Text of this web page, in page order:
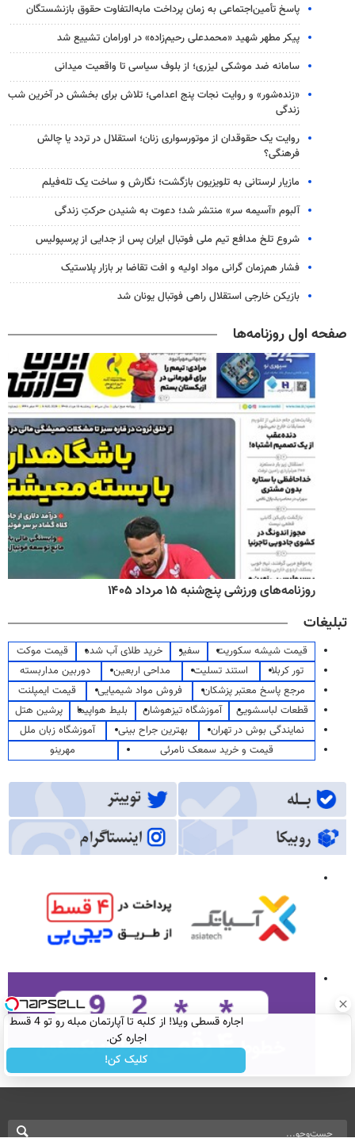
پاسخ تأمین‌اجتماعی به زمان پرداخت مابه‌التفاوت حقوق بازنشستگان
پیکر مطهر شهید «محمدعلی رحیم‌زاده» در اورامان تشییع شد
سامانه ضد موشکی لیزری؛ از بلوف سیاسی تا واقعیت میدانی
«زنده‌شور» و روایت نجات پنج اعدامی؛ تلاش برای بخشش در آخرین شب
زندگی
روایت یک حقوقدان از موتورسواری زنان؛ استقلال در تردد یا چالش
فرهنگی؟
مازیار لرستانی به تلویزیون بازگشت؛ نگارش و ساخت یک تله‌فیلم
آلبوم «آسیمه سر» منتشر شد؛ دعوت به شنیدن حرکتِ زندگی
شروع تلخ مدافع تیم ملی فوتبال ایران پس از جدایی از پرسپولیس
فشار هم‌زمان گرانی مواد اولیه و افت تقاضا بر بازار پلاستیک
بازیکن خارجی استقلال راهی فوتبال یونان شد
صفحه اول روزنامه‌ها
روزنامه‌های ورزشی پنج‌شنبه ۱۵ مرداد ۱۴۰۵
تبلیغات
قیمت شیشه سکوریت سفیر خرید طلای آب شده
قیمت موکت
تور کربلا
استند تسلیت مداحی اربعین
دوربین مداربسته
مرجع پاسخ معتبر پزشکان
فروش مواد شیمیایی
قیمت ایمپلنت
قطعات لباسشویی
آموزشگاه تیزهوشان بلیط هواپیما
پرشین هتل
نمایندگی بوش در تهران
بهترین جراح بینی
آموزشگاه زبان ملل
قیمت و خرید سمعک نامرئی
مهرینو
اجاره‌ قسطی ویلا! از کلبه تا آپارتمان مبله رو تو 4 قسط
اجاره کن.
کلیک کن!